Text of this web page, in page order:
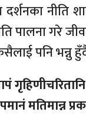
दर्शनका नीति
पालना गरे
पनि भन्नु
मतिमान्न